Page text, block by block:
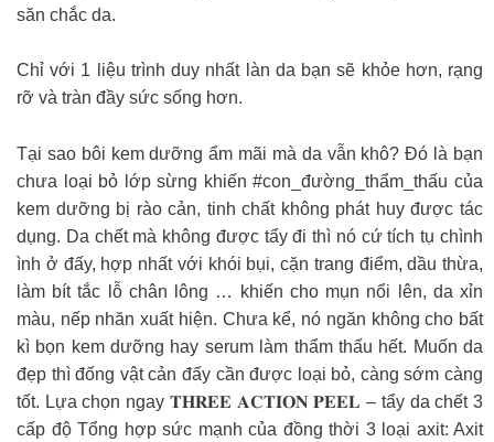
săn chắc da.
Chỉ với 1 liệu trình duy nhất làn da bạn sẽ khỏe hơn, rạng
rỡ và tràn đầy sức sống hơn.
Tại sao bôi kem dưỡng ẩm mãi mà da vẫn khô? Đó là bạn
chưa loại bỏ lớp sừng khiến #con_đường_thẩm_thấu của
kem dưỡng bị rào cản, tinh chất không phát huy được tác
dụng. Da chết mà không được tẩy đi thì nó cứ tích tụ chình
ình ở đấy, hợp nhất với khói bụi, cặn trang điểm, dầu thừa,
làm bít tắc lỗ chân lông … khiến cho mụn nổi lên, da xỉn
màu, nếp nhăn xuất hiện. Chưa kể, nó ngăn không cho bất
kì bọn kem dưỡng hay serum làm thẩm thấu hết. Muốn da
đẹp thì đống vật cản đấy cần được loại bỏ, càng sớm càng
tốt. Lựa chọn ngay 𝐓𝐇𝐑𝐄𝐄 𝐀𝐂𝐓𝐈𝐎𝐍 𝐏𝐄𝐄𝐋 – tẩy da chết 3
cấp độ Tổng hợp sức mạnh của đồng thời 3 loại axit: Axit